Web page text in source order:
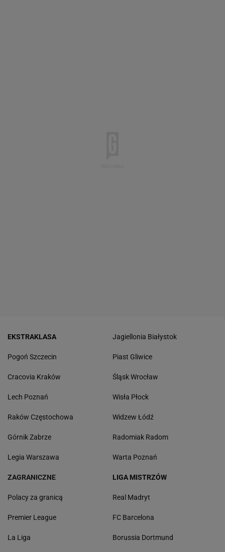
EKSTRAKLASA
Pogoń Szczecin
Cracovia Kraków
Lech Poznań
Raków Częstochowa
Górnik Zabrze
Legia Warszawa
Jagiellonia Białystok
Piast Gliwice
Śląsk Wrocław
Wisła Płock
Widzew Łódź
Radomiak Radom
Warta Poznań
ZAGRANICZNE
Polacy za granicą
Premier League
La Liga
LIGA MISTRZÓW
Real Madryt
FC Barcelona
Borussia Dortmund